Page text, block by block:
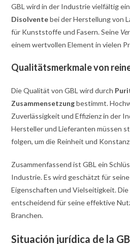
GBL wird in der Industrie vielfältig
Disolventebei der Herstellung von
für Kunststoffe und Fasern. Seine
einem wertvollen Element in vielen
Qualitätsmerkmale von
Die Qualität von GBL wird durch
Zusammensetzungbestimmt.
Zuverlässigkeit und Effizienz in der
Hersteller und Lieferanten müssen
folgen, um die Reinheit und
Zusammenfassend ist GBL ein
Industrie. Es wird geschätzt für
Eigenschaften und Vielseitigkeit.
entscheidend für seine effektive
Branchen.
Situación jurídica de la